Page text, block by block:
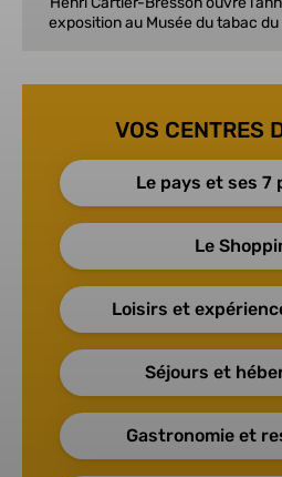
VOS CENTRES
Le pays et ses 7
Le
Loisirs et
Séjours et
Gastronomie et
exposition au Musée du tabac du